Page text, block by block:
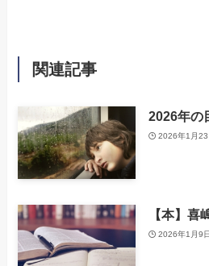
関連記事
2026年の
2026年1月23
【本】喜
2026年1月9日